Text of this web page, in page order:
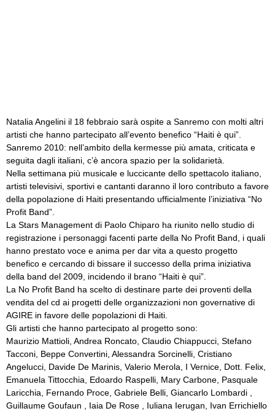
Natalia Angelini il 18 febbraio sarà ospite a Sanremo con molti altri
artisti che hanno partecipato all’evento benefico “Haiti è qui”.
Sanremo 2010: nell’ambito della kermesse più amata, criticata e
seguita dagli italiani, c’è ancora spazio per la solidarietà.
Nella settimana più musicale e luccicante dello spettacolo italiano,
artisti televisivi, sportivi e cantanti daranno il loro contributo a favore
della popolazione di Haiti presentando ufficialmente l’iniziativa “No
Profit Band”.
La Stars Management di Paolo Chiparo ha riunito nello studio di
registrazione i personaggi facenti parte della No Profit Band, i quali
hanno prestato voce e anima per dar vita a questo progetto
benefico e cercando di bissare il successo della prima iniziativa
della band del 2009, incidendo il brano “Haiti è qui”.
La No Profit Band ha scelto di destinare parte dei proventi della
vendita del cd ai progetti delle organizzazioni non governative di
AGIRE in favore delle popolazioni di Haiti.
Gli artisti che hanno partecipato al progetto sono:
Maurizio Mattioli, Andrea Roncato, Claudio Chiappucci, Stefano
Tacconi, Beppe Convertini, Alessandra Sorcinelli, Cristiano
Angelucci, Davide De Marinis, Valerio Merola, I Vernice, Dott. Felix,
Emanuela Tittocchia, Edoardo Raspelli, Mary Carbone, Pasquale
Laricchia, Fernando Proce, Gabriele Belli, Giancarlo Lombardi ,
Guillaume Goufaun , Iaia De Rose , Iuliana Ierugan, Ivan Errichiello